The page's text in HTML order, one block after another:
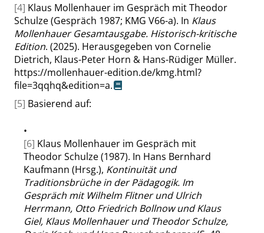
[4] Klaus Mollenhauer im Gespräch mit Theodor
Schulze (Gespräch 1987; KMG V66-a). In Klaus
Mollenhauer Gesamtausgabe. Historisch-kritische
Edition. (2025). Herausgegeben von Cornelie
Dietrich, Klaus-Peter Horn & Hans-Rüdiger Müller.
https://mollenhauer-edition.de/kmg.html?
file=3qqhq&edition=a.
[5] Basierend auf:
•
[6] Klaus Mollenhauer im Gespräch mit
Theodor Schulze (1987). In Hans Bernhard
Kaufmann (Hrsg.), Kontinuität und
Traditionsbrüche in der Pädagogik. Im
Gespräch mit Wilhelm Flitner und Ulrich
Herrmann, Otto Friedrich Bollnow und Klaus
Giel, Klaus Mollenhauer und Theodor Schulze,